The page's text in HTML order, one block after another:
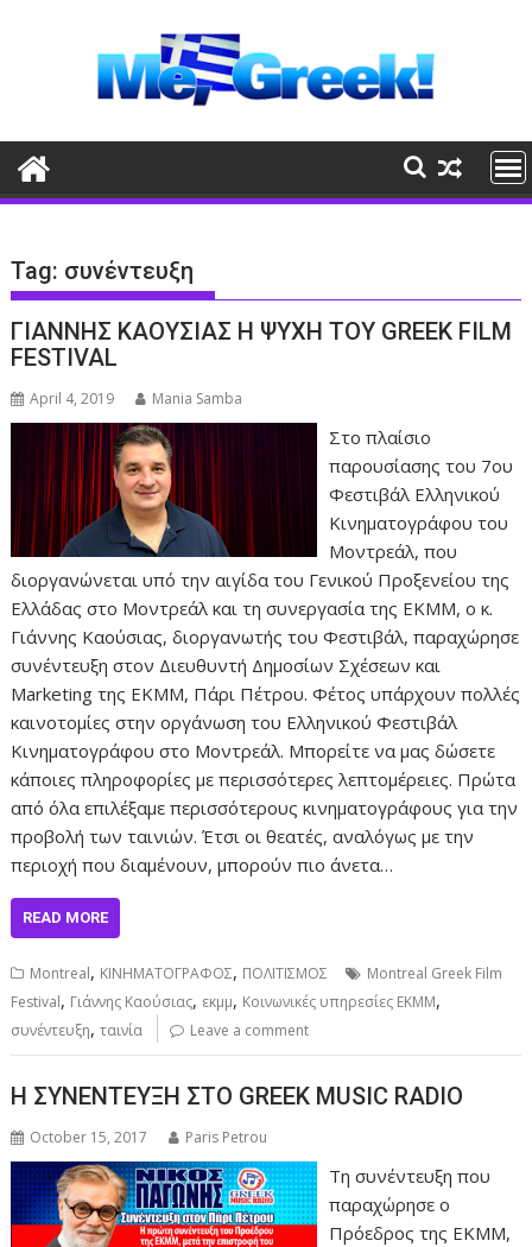
Tag: συνέντευξη
ΓΙΑΝΝΗΣ ΚΑΟΥΣΙΑΣ Η ΨΥΧΗ ΤΟΥ GREEK FILM
FESTIVAL
April 4, 2019 Mania Samba
Στο πλαίσιο
παρουσίασης του 7ου
Φεστιβάλ Ελληνικού
Κινηματογράφου του
Μοντρεάλ, που
διοργανώνεται υπό την αιγίδα του Γενικού Προξενείου της
Ελλάδας στο Μοντρεάλ και τη συνεργασία της ΕΚΜΜ, ο κ.
Γιάννης Καούσιας, διοργανωτής του Φεστιβάλ, παραχώρησε
συνέντευξη στον Διευθυντή Δημοσίων Σχέσεων και
Marketing της ΕΚΜΜ, Πάρι Πέτρου. Φέτος υπάρχουν πολλές
καινοτομίες στην οργάνωση του Ελληνικού Φεστιβάλ
Κινηματογράφου στο Μοντρεάλ. Μπορείτε να μας δώσετε
κάποιες πληροφορίες με περισσότερες λεπτομέρειες. Πρώτα
από όλα επιλέξαμε περισσότερους κινηματογράφους για την
προβολή των ταινιών. Έτσι οι θεατές, αναλόγως με την
περιοχή που διαμένουν, μπορούν πιο άνετα…
READ MORE
Montreal, ΚΙΝΗΜΑΤΟΓΡΑΦΟΣ, ΠΟΛΙΤΙΣΜΟΣ
Montreal Greek Film
Festival, Γιάννης Καούσιας, εκμμ, Κοινωνικές υπηρεσίες ΕΚΜΜ,
συνέντευξη,ταινία Leave a comment
Η ΣΥΝΕΝΤΕΥΞΗ ΣΤΟ GREEK MUSIC RADIO
October 15, 2017 Paris Petrou
Τη συνέντευξη που
παραχώρησε ο
Πρόεδρος της ΕΚΜΜ,